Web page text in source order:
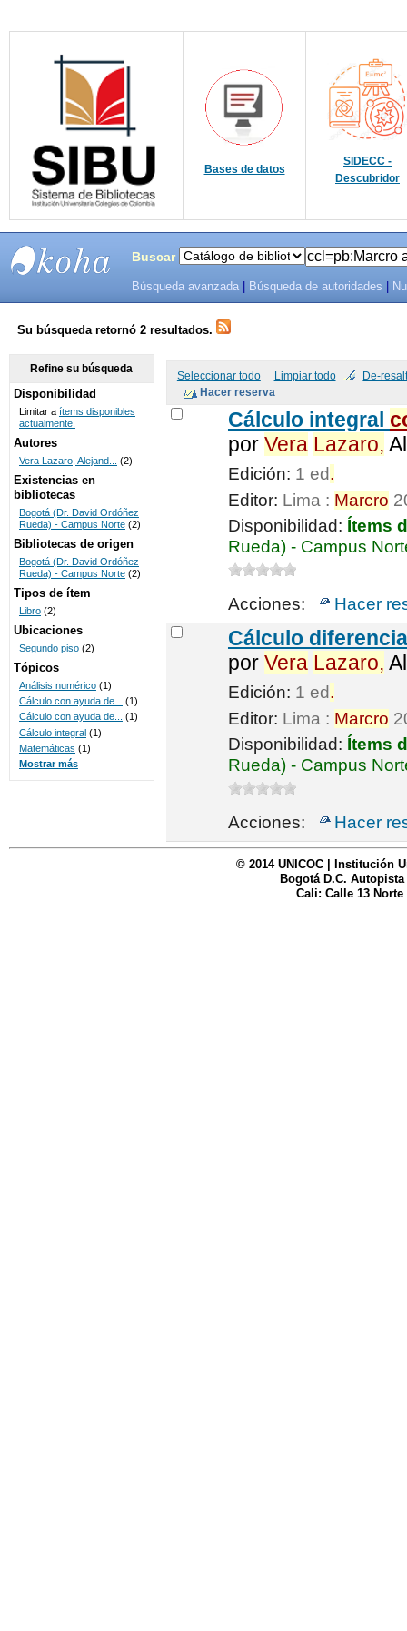
Bases de datos
SIDECC -
Descubridor
SISTEMAS
DE
BIBLIOTECAS
UNICOC
Buscar
Búsqueda avanzada Búsqueda de autoridades
Su búsqueda retornó 2 resultados.
Seleccionar todo Limpiar todo De-
Cálculo integral
por Vera Lazaro,
Edición: 1 ed.
Editor: Lima : Marcro
Disponibilidad: Ítems
Rueda) - Campus
Acciones: Hacer
Cálculo
por Vera Lazaro,
Edición: 1 ed.
Editor: Lima : Marcro
Disponibilidad: Ítems
Rueda) - Campus
Acciones: Hacer
Refine su búsqueda
Disponibilidad
Limitar a ítems disponibles
actualmente.
Autores
Vera Lazaro, Alejand... (2)
Existencias en
bibliotecas
Bogotá (Dr. David Ordóñez
Rueda) - Campus Norte (2)
Bibliotecas de origen
Bogotá (Dr. David Ordóñez
Rueda) - Campus Norte (2)
Tipos de ítem
Libro (2)
Ubicaciones
Segundo piso (2)
Tópicos
Análisis numérico (1)
Cálculo con ayuda de...
(1)
Cálculo con ayuda de... (1)
Cálculo integral (1)
Matemáticas (1)
Mostrar más
© 2014 UNICOC | Institución
Bogotá D.C. Autopista
Cali: Calle 13 Norte